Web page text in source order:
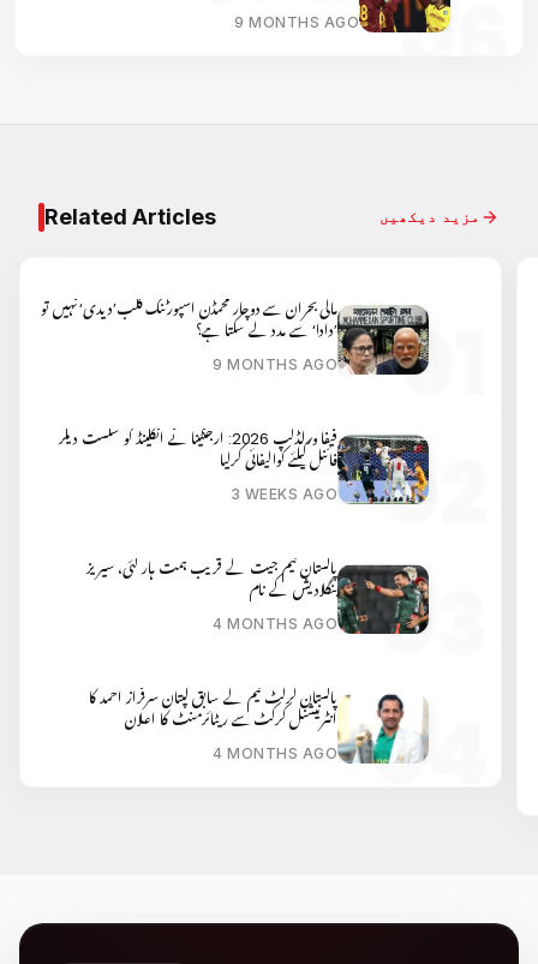
9 MONTHS AGO
Related Articles مزید دیکھیں
مالی بحران سے دوچار محمڈن اسپورٹنگ کلب’دیدی‘ نہیں تو
’دادا‘ سے مدد لے سکتا ہے؟
9 MONTHS AGO
فیفا ورلڈکپ 2026: ارجنٹینا نے انگلینڈ کو شکست دیکر
فائنل کیلئے کوالیفائی کرلیا
3 WEEKS AGO
پاکستان ٹیم جیت کے قریب ہمت ہار گئی، سیریز
بنگلادیش کے نام
4 MONTHS AGO
پاکستان کرکٹ ٹیم کے سابق کپتان سرفراز احمد کا
انٹرنیشنل کرکٹ سے ریٹائرمنٹ کا اعلان
4 MONTHS AGO